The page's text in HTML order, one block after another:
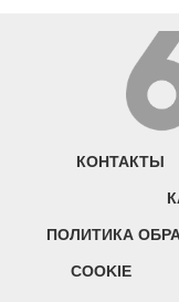
КОНТАКТЫ
ПОЛИТИКА
COOKIE